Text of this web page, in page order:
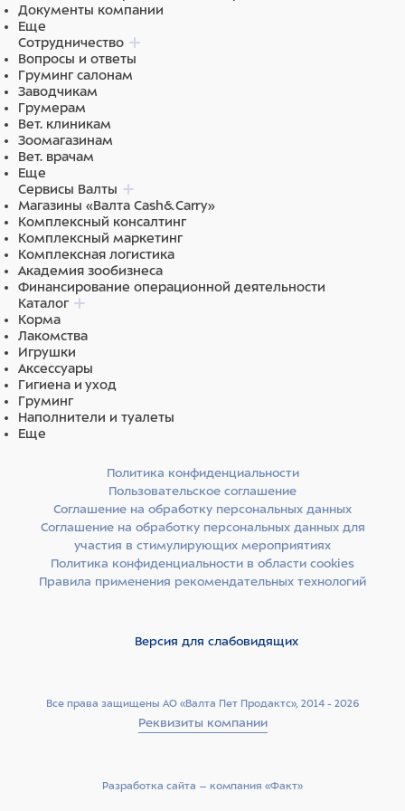
Документы компании
Еще
Сотрудничество
Вопросы и ответы
Груминг салонам
Заводчикам
Грумерам
Вет. клиникам
Зоомагазинам
Вет. врачам
Еще
Сервисы Валты
Магазины «Валта Cash&Carry»
Комплексный консалтинг
Комплексный маркетинг
Комплексная логистика
Академия зообизнеса
Финансирование операционной деятельности
Каталог
Корма
Лакомства
Игрушки
Аксессуары
Гигиена и уход
Груминг
Наполнители и туалеты
Еще
Все права защищены АО «Валта Пет Продактс», 2014 - 2026
Реквизиты компании
Политика конфиденциальности
Пользовательское соглашение
Соглашение на обработку персональных данных
Соглашение на обработку персональных данных для
участия в стимулирующих мероприятиях
Политика конфиденциальности в области cookies
Правила применения рекомендательных технологий
Версия для слабовидящих
Разработка сайта –­ компания «Факт»